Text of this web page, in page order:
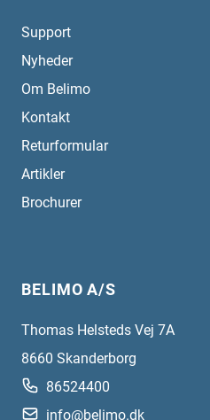
Support
Nyheder
Om Belimo
Kontakt
Returformular
Artikler
Brochurer
BELIMO A/S
Thomas Helsteds Vej 7A
8660 Skanderborg
86524400
info@belimo.dk